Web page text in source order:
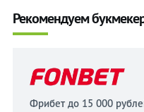
Рекомендуем
Фрибет до 15 000